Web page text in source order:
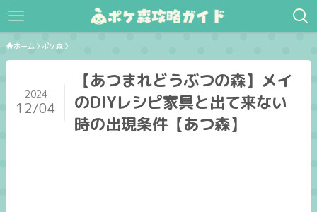
ホーム ポケ森
【あつまれどうぶつの森】メイ
のDIYレシピ家具と出て来ない
時の出現条件【あつ森】
2024
12/04